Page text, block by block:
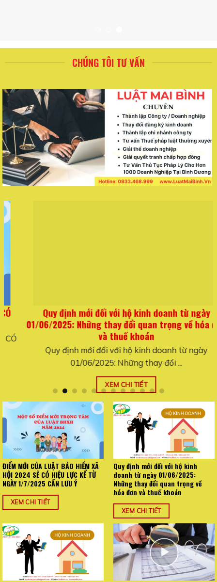
CHÚNG TÔI TƯ VẤN
Quy định mới đối với hộ kinh doanh từ ngày
01/06/2025: Những thay đổi quan trọng về hóa đơn
và thuế khoán
Quy định mới đối với hộ kinh doanh từ ngày
01/06/2025: Những thay đổi ...
XEM CHI TIẾT
ĐIỂM MỚI CỦA LUẬT BẢO HIỂM XÃ
HỘI 2024 SẼ CÓ HIỆU LỰC KỂ TỪ
NGÀY 1/7/2025 CẦN LƯU Ý
XEM CHI TIẾT
Quy định mới đối với hộ kinh
doanh từ ngày 01/06/2025:
Những thay đổi quan trọng về
hóa đơn và thuế khoán
XEM CHI TIẾT